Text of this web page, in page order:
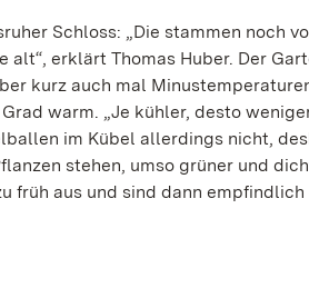
Schloss: „Die stammen noch
alt“, erklärt Thomas Huber. Der
kurz auch mal
warm. „Je kühler, desto
im Kübel allerdings nicht,
stehen, umso grüner und
früh aus und sind dann